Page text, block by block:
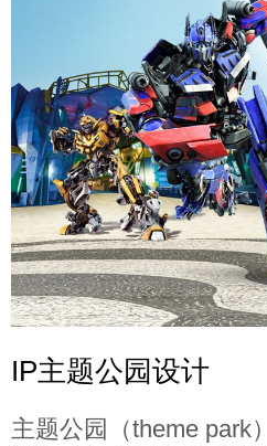
IP主题公园设计
主题公园（theme park